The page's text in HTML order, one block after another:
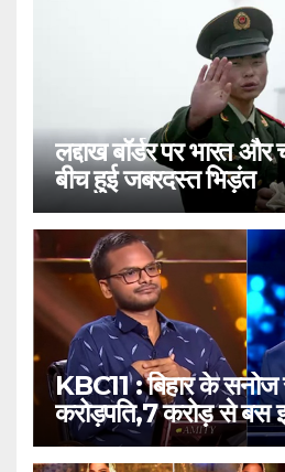
लद्दाख बॉर्डर पर भारत
बीच हुई जबरदस्त भिड़ंत
KBC11 : बिहार के
करोड़पति,7 करोड़ से बस